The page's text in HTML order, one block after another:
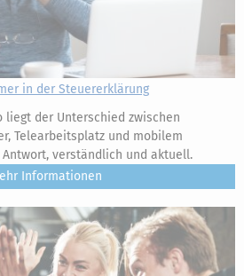
in der Steuererklärung
liegt der Unterschied zwischen
Telearbeitsplatz und mobilem
verständlich und aktuell.